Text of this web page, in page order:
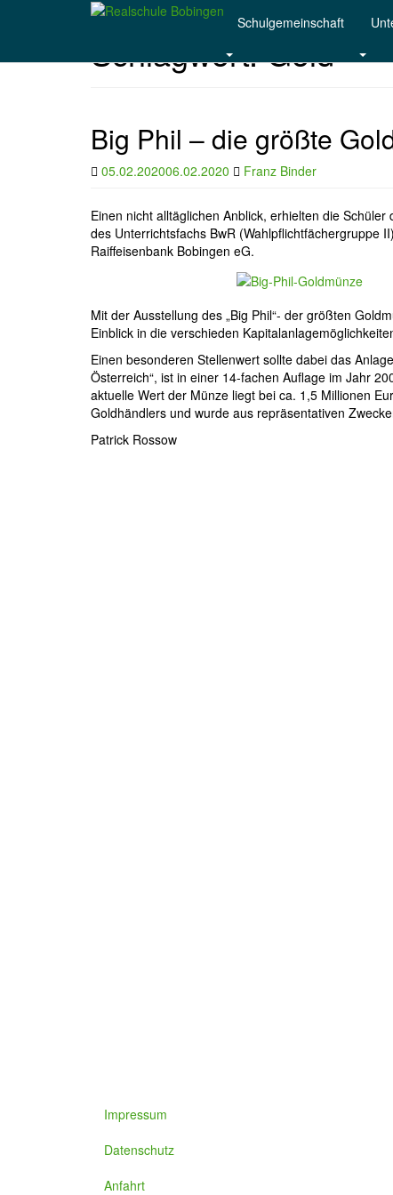
Skip to main content
Schulgemeinschaft
Schlagwort:Gold
Big Phil – die größte
05.02.202006.02.2020 Franz Binder
Einen nicht alltäglichen Anblick, erhielten die
des Unterrichtsfachs BwR (Wahlpflichtfächergruppe
Raiffeisenbank Bobingen eG.
Mit der Ausstellung des „Big Phil“- der größten
Einblick in die verschieden
Einen besonderen Stellenwert sollte dabei das
Österreich“, ist in einer 14-fachen Auflage im Jahr
aktuelle Wert der Münze liegt bei ca. 1,5 Millionen
Goldhändlers und wurde aus repräsentativen
Patrick Rossow
Impressum
Datenschutz
Anfahrt